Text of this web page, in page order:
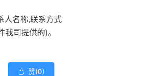
人名称,联系方式
我司提供的)。
 赞(0)